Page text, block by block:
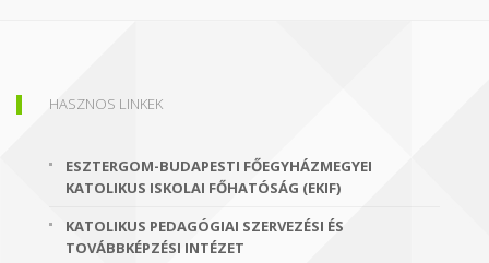
HASZNOS LINKEK
ESZTERGOM-BUDAPESTI FŐEGYHÁZMEGYEI
KATOLIKUS ISKOLAI FŐHATÓSÁG (EKIF)
KATOLIKUS PEDAGÓGIAI SZERVEZÉSI ÉS
TOVÁBBKÉPZÉSI INTÉZET